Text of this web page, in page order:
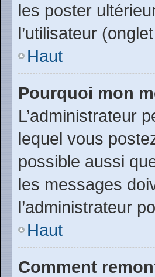
les poster
l’utilisateur
Haut
Pourquoi mon
L’administrateur
lequel vous
possible aussi
les messages
l’administrateur
Haut
Comment